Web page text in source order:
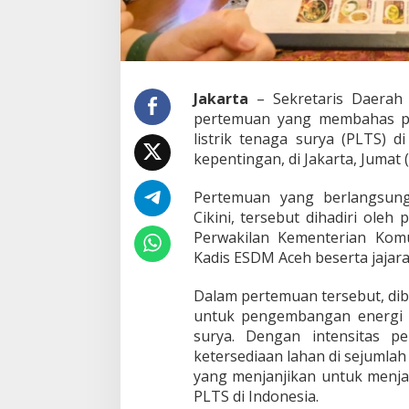
k
P
e
n
e
m
b
a
n
a
n
P
e
m
a
n
g
i
t
L
Jakarta – Sekretaris
pertemuan yang membahas
listrik tenaga surya (PLTS)
kepentingan, di Jakarta, Jumat
Pertemuan yang
Cikini, tersebut dihadiri oleh
Perwakilan Kementerian
Kadis ESDM Aceh beserta
Dalam pertemuan tersebut,
untuk pengembangan
surya. Dengan intensitas
ketersediaan lahan di
yang menjanjikan untuk
PLTS di Indonesia.